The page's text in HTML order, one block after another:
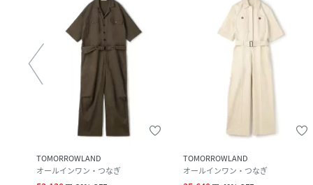
TOMORROWLAND
オールインワン・つなぎ
TOMORROWLAND
オールインワン・つなぎ